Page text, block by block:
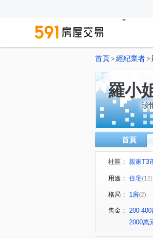
首頁 > 經紀業者 >
羅小
珍
首頁
社區： 親家T3
NTC國
名媛貴族
市政路
益昌六
惠中路
用途： 住宅(12)
格局： 1房(2)
售金： 200-
2000萬